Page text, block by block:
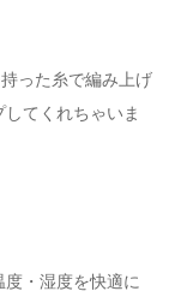
った糸で編み上げ
てくれちゃいま
・湿度を快適に